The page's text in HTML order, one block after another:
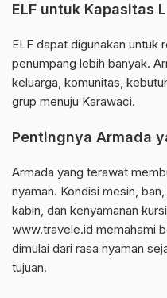
ELF untuk Kapasitas
ELF dapat digunakan untuk
penumpang lebih banyak.
keluarga, komunitas,
grup menuju Karawaci.
Pentingnya Armada
Armada yang terawat
nyaman. Kondisi mesin,
kabin, dan kenyamanan
www.travele.id memahami
dimulai dari rasa nyaman
tujuan.